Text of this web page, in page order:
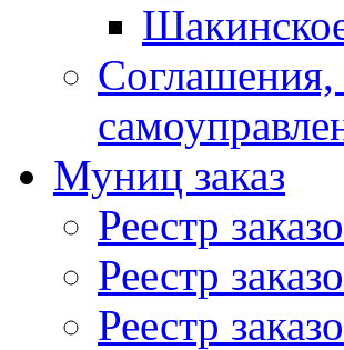
Муниц заказ
Реестр
Реестр
Реестр